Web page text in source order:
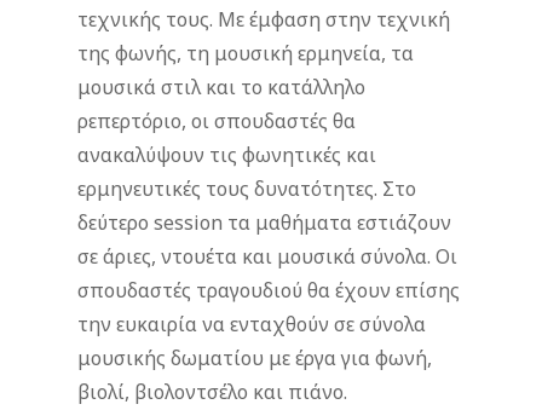
τεχνικής τους. Με έμφαση στην τεχνική
της φωνής, τη μουσική ερμηνεία, τα
μουσικά στιλ και το κατάλληλο
ρεπερτόριο, οι σπουδαστές θα
ανακαλύψουν τις φωνητικές και
ερμηνευτικές τους δυνατότητες. Στο
δεύτερο session τα μαθήματα εστιάζουν
σε άριες, ντουέτα και μουσικά σύνολα. Οι
σπουδαστές τραγουδιού θα έχουν επίσης
την ευκαιρία να ενταχθούν σε σύνολα
μουσικής δωματίου με έργα για φωνή,
βιολί, βιολοντσέλο και πιάνο.